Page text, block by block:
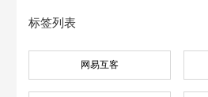
标签列表
网易互客